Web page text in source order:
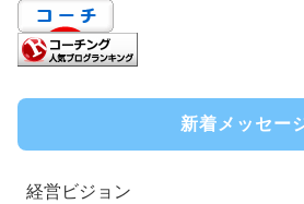
新着メッセー
経営ビジョン